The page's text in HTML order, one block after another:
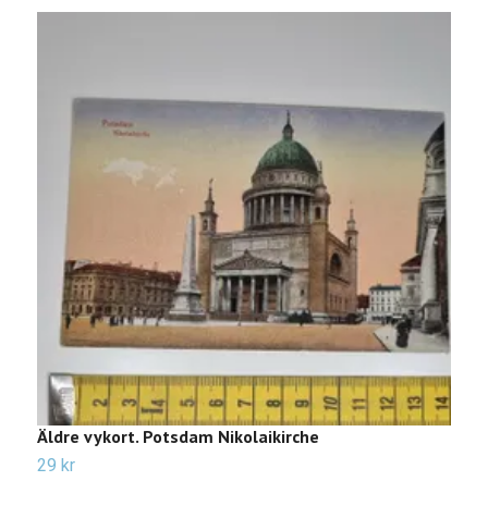
Äldre vykort. Potsdam Nikolaikirche
29 kr